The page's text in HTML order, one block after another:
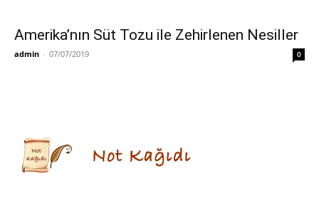
Amerika’nın Süt Tozu ile Zehirlenen Nesiller
admin - 07/07/2019 0